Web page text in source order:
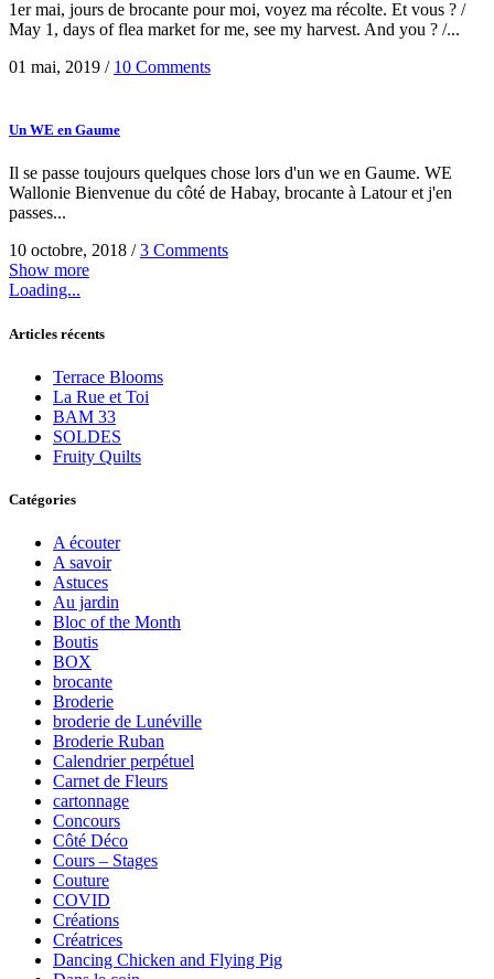
1er mai, jours de brocante pour moi, voyez ma récolte. Et vous ? /
May 1, days of flea market for me, see my harvest. And you ? /...
01 mai, 2019 / 10 Comments
Un WE en Gaume
Il se passe toujours quelques chose lors d'un we en Gaume. WE
Wallonie Bienvenue du côté de Habay, brocante à Latour et j'en
passes...
10 octobre, 2018 /3 Comments
Show more
Loading...
Articles récents
Terrace Blooms
La Rue et Toi
BAM 33
SOLDES
Fruity Quilts
Catégories
A écouter
A savoir
Astuces
Au jardin
Bloc of the Month
Boutis
BOX
brocante
Broderie
broderie de Lunéville
Broderie Ruban
Calendrier perpétuel
Carnet de Fleurs
cartonnage
Concours
Côté Déco
Cours – Stages
Couture
COVID
Créations
Créatrices
Dancing Chicken and Flying Pig